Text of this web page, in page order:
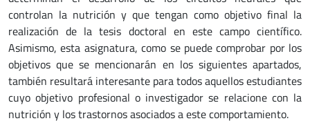
controlan la nutrición y que tengan como objetivo final la
realización de la tesis doctoral en este campo científico.
Asimismo, esta asignatura, como se puede comprobar por los
objetivos que se mencionarán en los siguientes apartados,
también resultará interesante para todos aquellos estudiantes
cuyo objetivo profesional o investigador se relacione con la
nutrición y los trastornos asociados a este comportamiento.